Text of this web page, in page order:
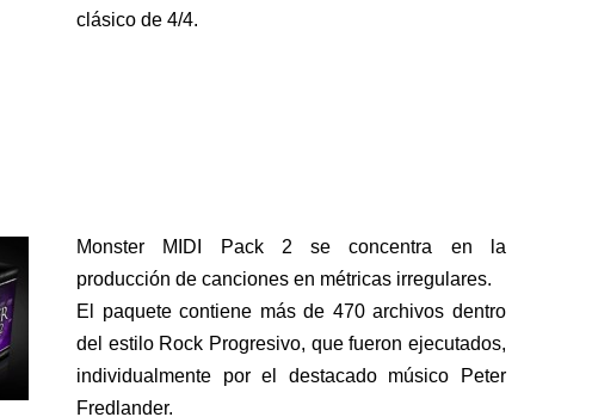
clásico de 4/4.
Monster MIDI Pack 2 se concentra en la
producción de canciones en métricas irregulares.
El paquete contiene más de 470 archivos dentro
del estilo Rock Progresivo, que fueron ejecutados,
individualmente por el destacado músico Peter
Fredlander.